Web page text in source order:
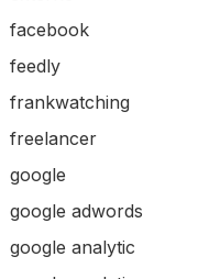
facebook
feedly
frankwatching
freelancer
google
google adwords
google analytic